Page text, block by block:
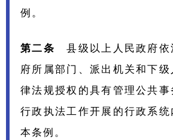
例。
第二条
县级以上人民政府依
府所属部门、派出机关和下
律法规授权的具有管理公共
行政执法工作开展的行政系统
本条例。